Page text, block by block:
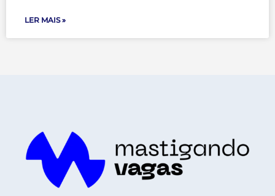
LER MAIS »